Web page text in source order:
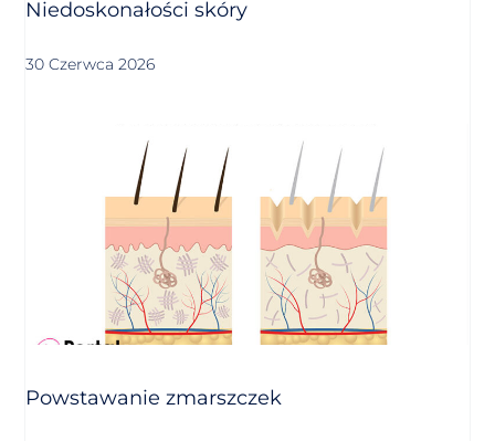
Niedoskonałości skóry
30 Czerwca 2026
Powstawanie zmarszczek